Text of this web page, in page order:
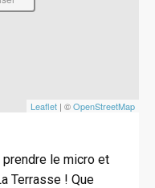
Leaflet | ©OpenStreetMap
le micro et
Terrasse ! Que